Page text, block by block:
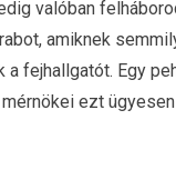
valóban
amiknek
a fejhallgatót. Egy
ezt